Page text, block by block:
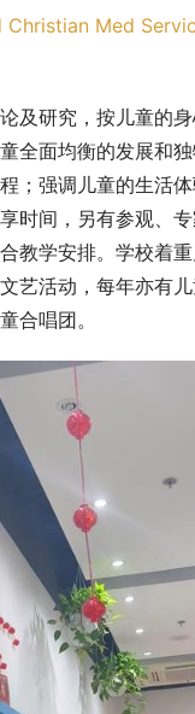
Christian Med
及研究，按儿童的
全面均衡的发展和
；强调儿童的生活
时间，另有参观、
教学安排。学校着
艺活动，每年亦有
合唱团。